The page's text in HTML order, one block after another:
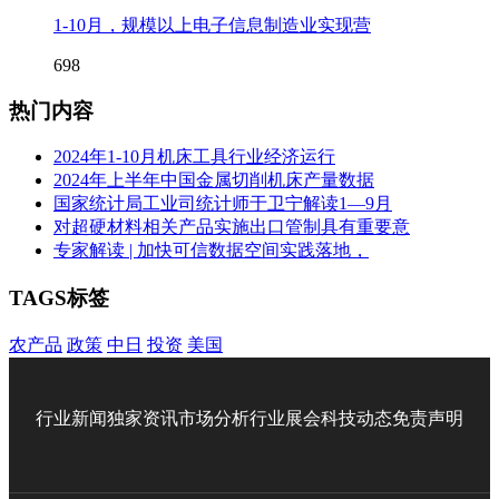
1-10月，规模以上电子信息制造业实现营
698
热门内容
2024年1-10月机床工具行业经济运行
2024年上半年中国金属切削机床产量数据
国家统计局工业司统计师于卫宁解读1—9月
对超硬材料相关产品实施出口管制具有重要意
专家解读 | 加快可信数据空间实践落地，
TAGS标签
农产品 政策 中日 投资 美国
行业新闻独家资讯市场分析行业展会科技动态免责声明